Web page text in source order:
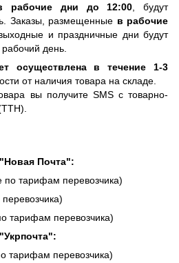
рабочие дни до 12:00 , будут
Заказы, размещенные в рабочие
и праздничные дни будут
день.
осуществлена ​​в течение 1-3
от наличия товара на складе.
вы получите SMS с товарно-
Почта":
по тарифам перевозчика)
тарифам перевозчика)
тарифам перевозчика)